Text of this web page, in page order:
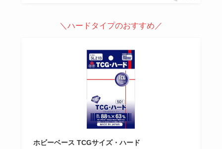
＼ハードタイプのおすすめ／
ホビーベース TCGサイズ・ハード